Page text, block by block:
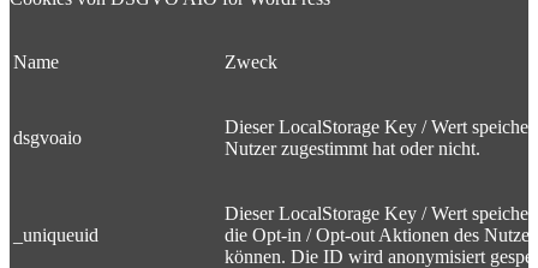
Name Zweck
dsgvoaio
Dieser LocalStorage Key / Wert
Nutzer zugestimmt hat oder nicht.
_uniqueuid
Dieser LocalStorage Key / Wert
die Opt-in / Opt-out Aktionen des
können. Die ID wird anonymisiert